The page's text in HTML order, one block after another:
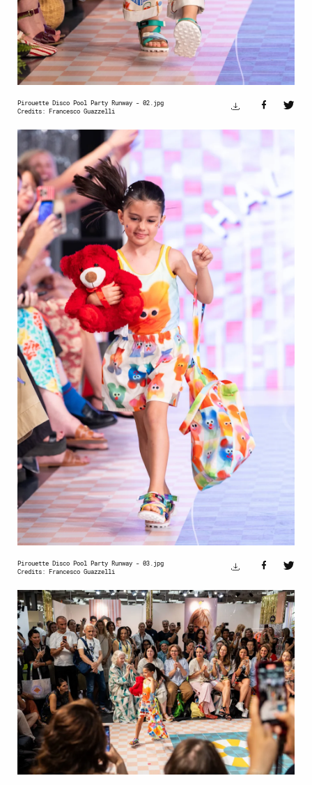
Pirouette Disco Pool Party Runway - 02.jpg
Credits: Francesco Guazzelli
Pirouette Disco Pool Party Runway - 03.jpg
Credits: Francesco Guazzelli